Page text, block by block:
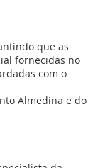
que as
fornecidas no
com o
Almedina e do